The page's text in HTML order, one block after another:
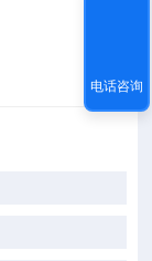
电话咨询